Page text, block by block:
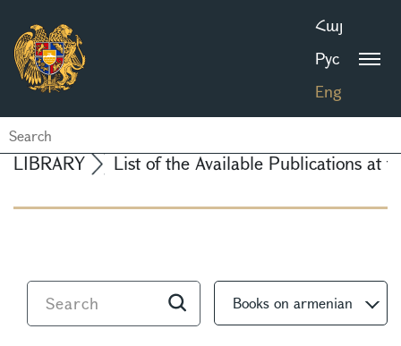
Հայ
Рус
Eng
LIBRARY List of the Available Publications at
Books on armenian